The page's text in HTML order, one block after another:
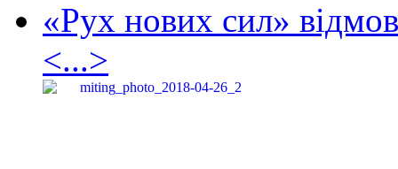
«Рух нових сил»
<...>